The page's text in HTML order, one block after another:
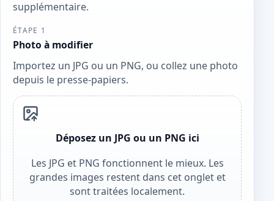
supplémentaire.
ÉTAPE 1
Photo à modifier
Importez un JPG ou un PNG, ou collez une photo
depuis le presse-papiers.
Déposez un JPG ou un PNG ici
Les JPG et PNG fonctionnent le mieux. Les
grandes images restent dans cet onglet et
sont traitées localement.